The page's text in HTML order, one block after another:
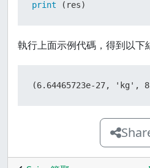
print (res)
執行上面示例代碼，得到以下
(6.64465723e-27, 'kg',